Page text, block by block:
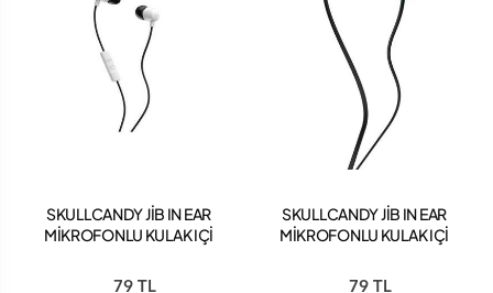
SKULLCANDY JİB IN EAR
MİKROFONLU KULAK IÇİ
S2DUYK-441 SİYAH-BEYAZ
79 TL
SKULLCANDY JİB IN EAR
MİKROFONLU KULAK IÇİ
S2DUYK-628 MAVİ-SİYAH
79 TL